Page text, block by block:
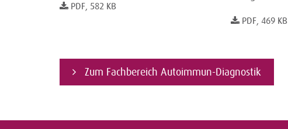
PDF, 582 KB
PDF, 469 KB
Zum Fachbereich Autoimmun-Diagnostik